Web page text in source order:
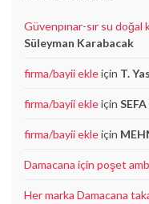
Güvenpınar-sır su doğal
Süleyman Karabacak
firma/bayii ekleiçin T.
firma/bayii ekleiçin
firma/bayii ekleiçin
Damacana için poşet
Her marka Damacana